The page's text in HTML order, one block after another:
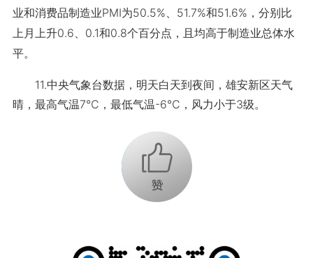
业和消费品制造业PMI为50.5%、51.7%和51.6%，分别比
上月上升0.6、0.1和0.8个百分点，且均高于制造业总体水
平。
11.中央气象台数据，明天白天到夜间，雄安新区天气
晴，最高气温7℃，最低气温-6℃，风力小于3级。
+1